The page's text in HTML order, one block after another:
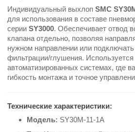
Индивидуальный выхлоп SMC
для использования в составе
серии SY3000. Обеспечивает отвод
клапана отдельно, позволяя
нужном направлении или подключать
фильтрации/глушения.
автоматизированных системах, где
гибкость монтажа и точное
Технические характеристики:
Модель: SY30M-11-1A